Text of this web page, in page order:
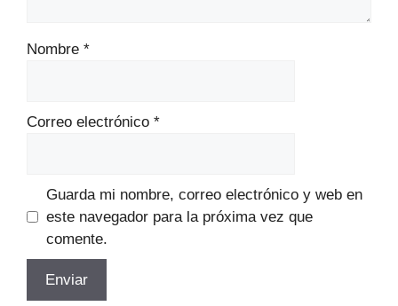
Nombre *
Correo electrónico *
Guarda mi nombre, correo electrónico y web en
este navegador para la próxima vez que
comente.